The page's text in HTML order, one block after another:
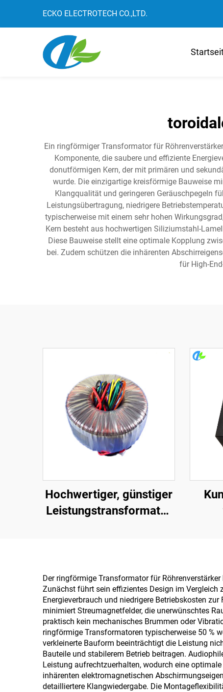
ECKO ELECTROTECH CO.,LTD.
Ein ringförmiger Transformator für
Komponente, die saubere und effiziente
donutförmigen Kern, der mit primären und
wurde. Die einzigartige kreisförmige Bauweise
Klangqualität und geringeren Geräuschpegeln
Leistungsübertragung, niedrigere
typischerweise mit einem sehr hohen
Kern besteht aus hochwertigen Siliziumstahl-
Diese Bauweise stellt eine optimale Kopplung
bei. Zudem schützen die inhärenten
für High-
Hochwertiger, günstiger
Leistungstransformator
auf
Der ringförmige Transformator für
Zunächst führt sein effizientes Design im Vergleich
Energieverbrauch und niedrigere Betriebskosten
minimiert Streumagnetfelder, die unerwünschtes
praktisch kein mechanisches Brummen oder
ringförmige Transformatoren typischerweise 50 %
verkleinerte Bauform beeinträchtigt die Leistung
Bauteile und stabilerem Betrieb beitragen.
Leistung aufrechtzuerhalten, wodurch eine
inhärenten elektromagnetischen
detailliertere Klangwiedergabe. Die